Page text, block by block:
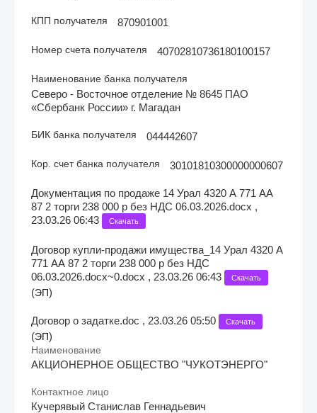
КПП получателя 870901001
Номер счета получателя 40702810736180100157
Наименование банка получателя
Северо - Восточное отделение № 8645 ПАО
«Сбербанк России» г. Магадан
БИК банка получателя 044442607
Кор. счет банка получателя 30101810300000000607
Документация по продаже 14 Урал 4320 А 771 АА
87 2 торги 238 000 р без НДС 06.03.2026.docx ,
23.03.26 06:43
Скачать
Договор купли-продажи имущества_14 Урал 4320 А
771 АА 87 2 торги 238 000 р без НДС
06.03.2026.docx~0.docx , 23.03.26 06:43
Скачать
(ЭП)
Договор о задатке.doc , 23.03.26 05:50 Скачать
(ЭП)
Наименование
АКЦИОНЕРНОЕ ОБЩЕСТВО "ЧУКОТЭНЕРГО"
Контактное лицо
Кучерявый Станислав Геннадьевич